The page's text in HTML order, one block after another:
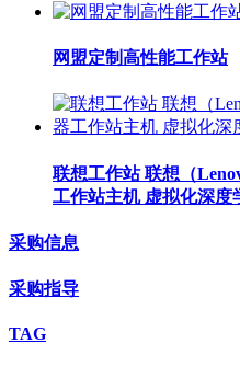
网盟定制高性能工作站
联想工作站 联想（
工作站主机 虚拟化深度
采购信息
采购指导
TAG